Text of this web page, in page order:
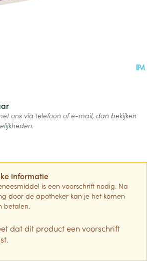
informatie
is een voorschrift nodig. Na
door de apotheker kan je het komen
betalen.
dat dit product een voorschrift
ons via telefoon of e-mail, dan bekijken